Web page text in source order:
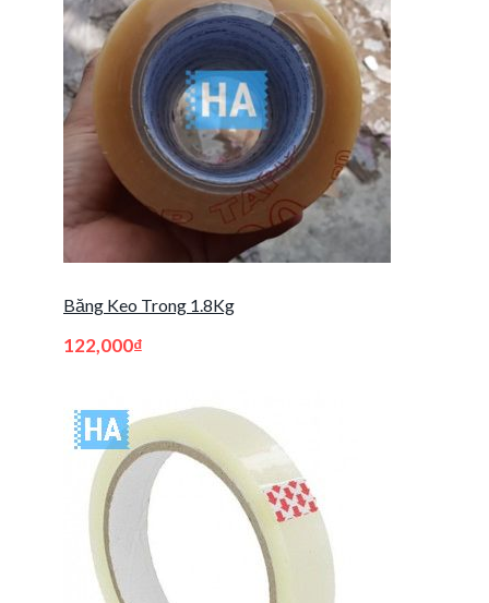
Băng Keo Trong 1.8Kg
122,000₫